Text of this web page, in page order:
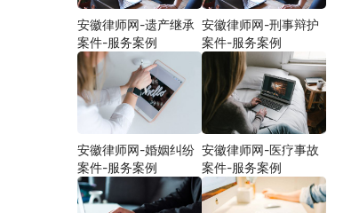
安徽律师网-遗产继承
案件-服务案例
安徽律师网-刑事辩护
案件-服务案例
安徽律师网-婚姻纠纷
案件-服务案例
安徽律师网-医疗事故
案件-服务案例